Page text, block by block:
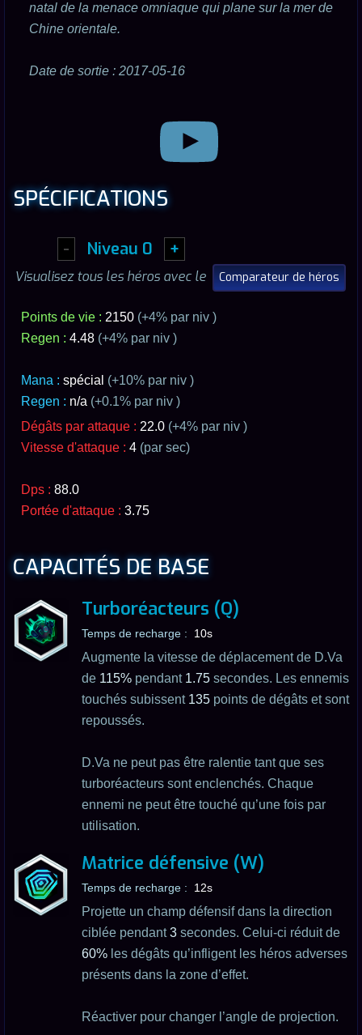
natal de la menace omniaque qui plane sur la mer de
Chine orientale.
Date de sortie : 2017-05-16
SPÉCIFICATIONS
- Niveau 0 +
Visualisez tous les héros avec le Comparateur de héros
Points de vie : 2150 (+4% par niv )
Regen : 4.48 (+4% par niv )
Mana : spécial (+10% par niv )
Regen : n/a (+0.1% par niv )
Dégâts par attaque : 22.0 (+4% par niv )
Vitesse d'attaque : 4 (par sec)
Dps : 88.0
Portée d'attaque : 3.75
CAPACITÉS DE BASE
Turboréacteurs (Q)
Temps de recharge : 10s
Augmente la vitesse de déplacement de D.Va
de 115% pendant 1.75 secondes. Les ennemis
touchés subissent 135 points de dégâts et sont
repoussés.
D.Va ne peut pas être ralentie tant que ses
turboréacteurs sont enclenchés. Chaque
ennemi ne peut être touché qu’une fois par
utilisation.
Matrice défensive (W)
Temps de recharge : 12s
Projette un champ défensif dans la direction
ciblée pendant3 secondes. Celui-ci réduit de
60% les dégâts qu’infligent les héros adverses
présents dans la zone d’effet.
Réactiver pour changer l’angle de projection.